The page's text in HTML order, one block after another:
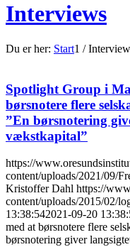
Interviews
Du er her: Start1 /
Spotlight Group i
børsnotere flere
”En børsnotering
vækstkapital”
https://
content/uploads/2021/09/
Kristoffer Dahl https://
content/uploads/2015/02/
13:38:542021-09-20
med at børsnotere flere
børsnotering giver